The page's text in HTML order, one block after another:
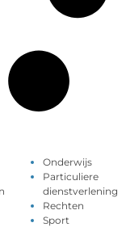
Onderwijs
Particuliere
dienstverlening
Rechten
Sport